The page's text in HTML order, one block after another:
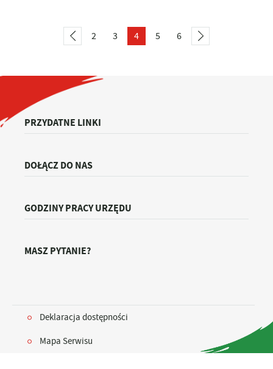
2 3 4 5 6
PRZYDATNE LINKI
DOŁĄCZ DO NAS
GODZINY PRACY URZĘDU
MASZ PYTANIE?
Deklaracja dostępności
Mapa Serwisu